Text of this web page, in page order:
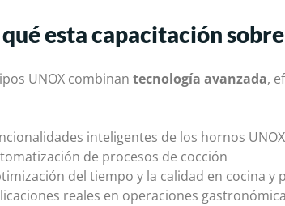
esta capacitación
UNOX combinan tecnología avanzada,
inteligentes de los hornos UNOX
de procesos de cocción
del tiempo y la calidad en cocina y
reales en operaciones